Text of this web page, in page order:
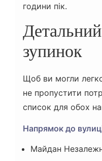
години пік.
зупинок
Щоб ви могли
не пропустити
список для обох
Напрямок до
Майдан